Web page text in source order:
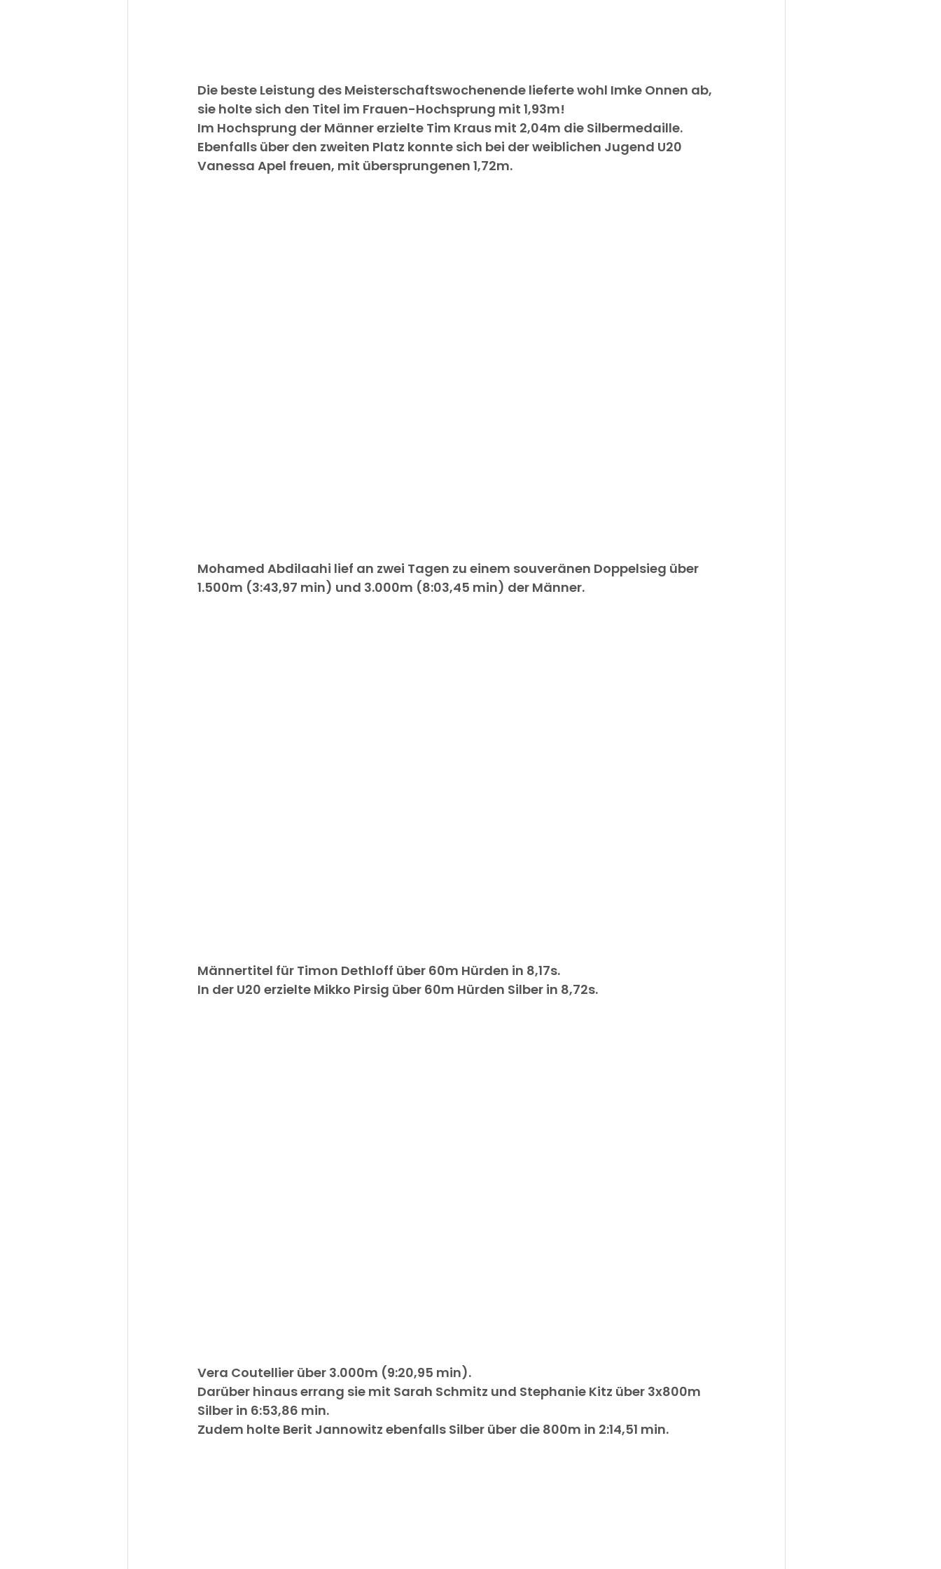
Die beste Leistung des Meisterschaftswochenende lieferte wohl Imke Onnen ab,
sie holte sich den Titel im Frauen-Hochsprung mit 1,93m!
Im Hochsprung der Männer erzielte Tim Kraus mit 2,04m die Silbermedaille.
Ebenfalls über den zweiten Platz konnte sich bei der weiblichen Jugend U20
Vanessa Apel freuen, mit übersprungenen 1,72m.
Mohamed Abdilaahi lief an zwei Tagen zu einem souveränen Doppelsieg über
1.500m (3:43,97 min) und 3.000m (8:03,45 min) der Männer.
Männertitel für Timon Dethloff über 60m Hürden in 8,17s.
In der U20 erzielte Mikko Pirsig über 60m Hürden Silber in 8,72s.
Vera Coutellier über 3.000m (9:20,95 min).
Darüber hinaus errang sie mit Sarah Schmitz und Stephanie Kitz über 3x800m
Silber in 6:53,86 min.
Zudem holte Berit Jannowitz ebenfalls Silber über die 800m in 2:14,51 min.